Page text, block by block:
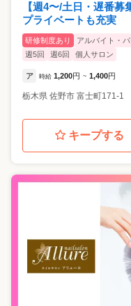
【週4〜/土日・遅番
プライベートも充実
研修制度あり アルバイト・パ
週5回
週6回 個人サロン
ア 時給 1,200円 ~ 1,400円
栃木県 佐野市 富士町171-1
キープする